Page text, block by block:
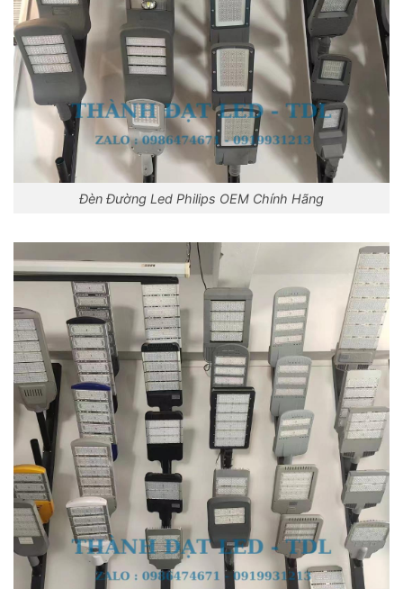
Đèn Đường Led Philips OEM Chính Hãng